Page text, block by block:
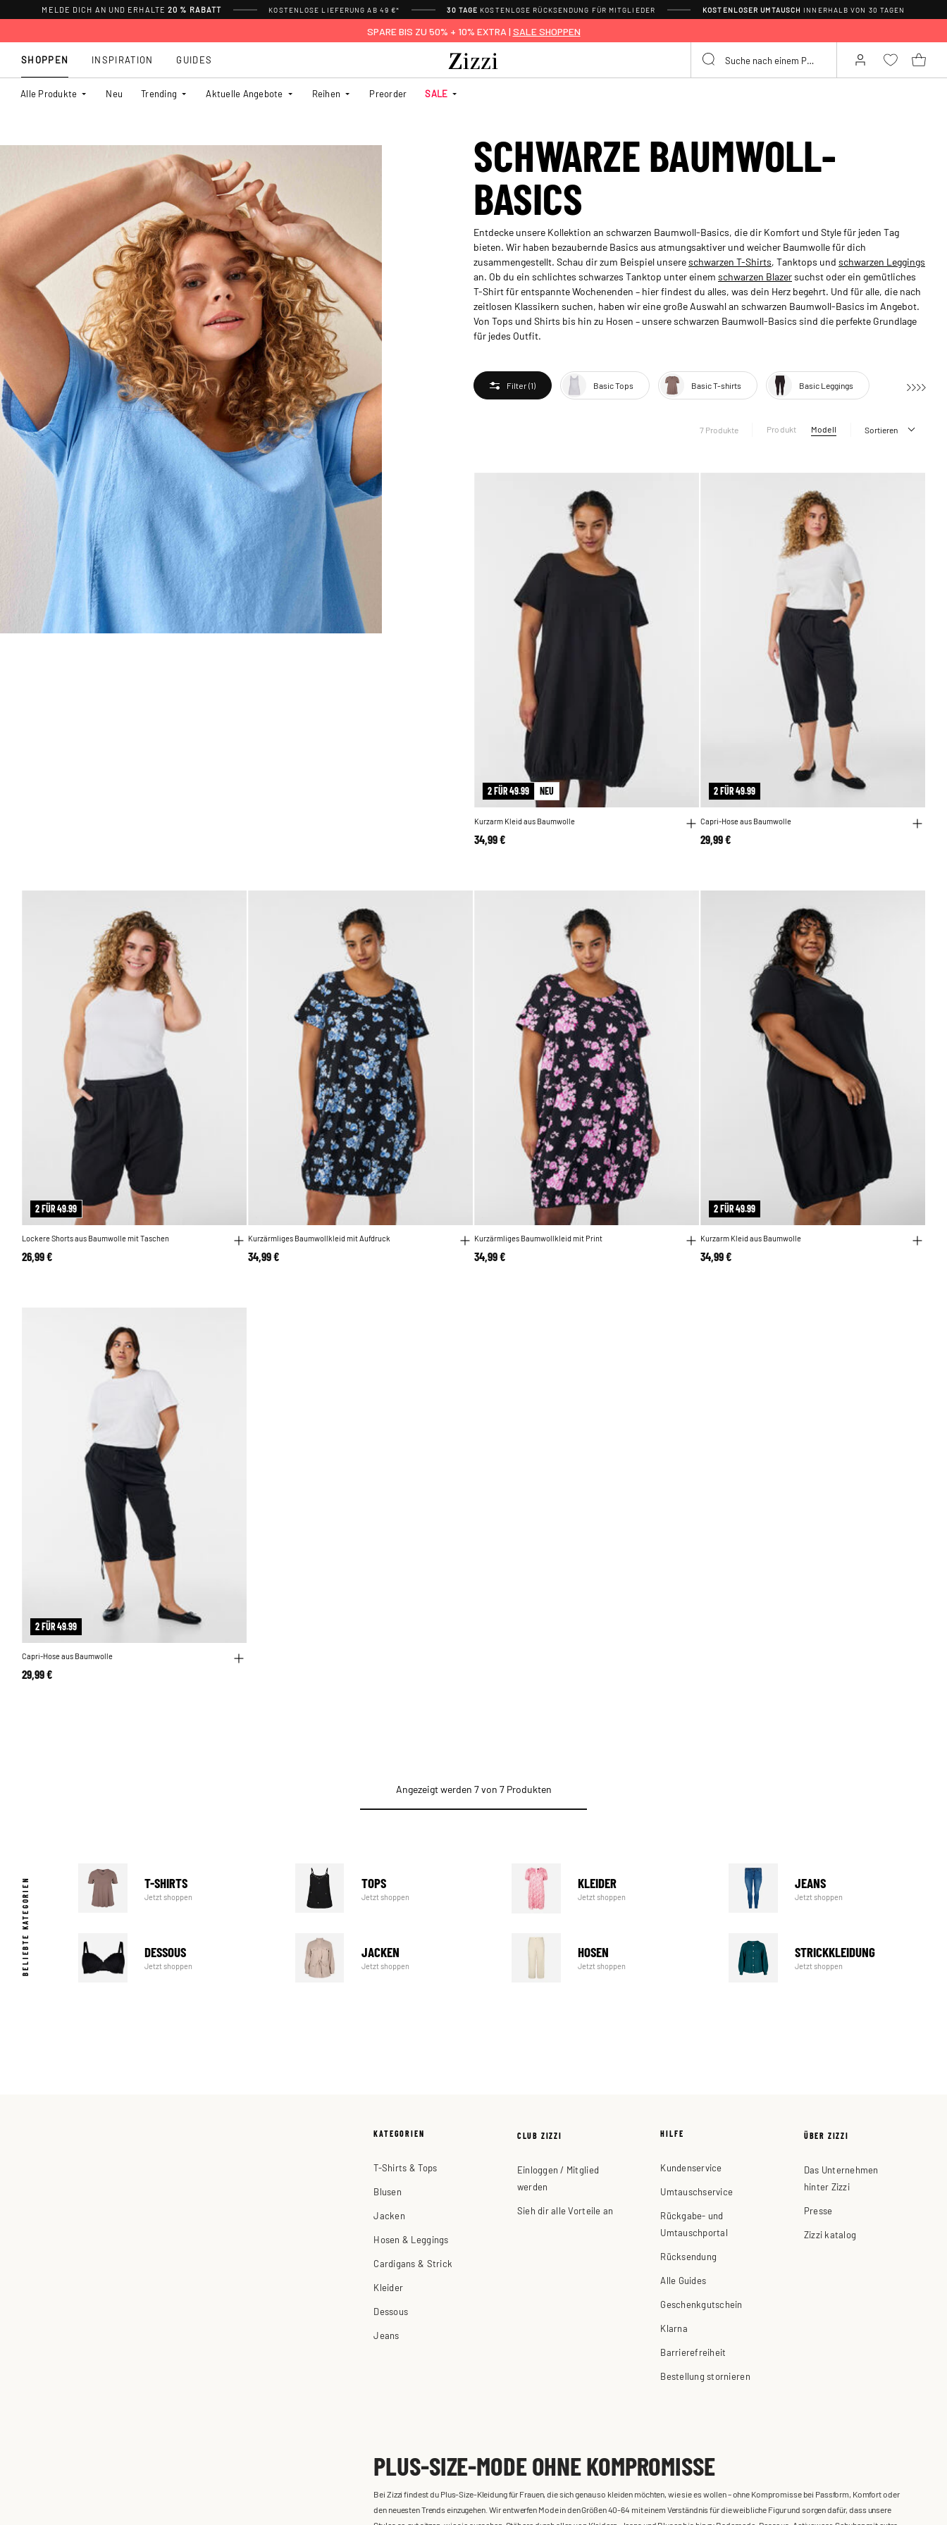
MELDE DICH AN UND ERHALTE20 % RABATT KOSTENLOSE LIEFERUNG AB 49 €* 30 TAGE KOSTENLOSE RÜCKSENDUNG FÜR MITGLIEDER KOSTENLOSER UMTAUSCH INNERHALB VON 30 TAGEN
SPARE BIS ZU 50% + 10% EXTRA | SALE SHOPPEN
SHOPPEN
Alle Produkte Neu Trending Aktuelle Angebote Reihen Preorder SALE
INSPIRATION GUIDES
SCHWARZE BAUMWOLL-
BASICS
Entdecke unsere Kollektion an schwarzen Baumwoll-Basics, die dir Komfort und Style für jeden Tag
bieten. Wir haben bezaubernde Basics aus atmungsaktiver und weicher Baumwolle für dich
zusammengestellt. Schau dir zum Beispiel unsereschwarzen T-Shirts, Tanktops und schwarzen Leggings
an. Ob du ein schlichtes schwarzes Tanktop unter einem schwarzen Blazersuchst oder ein gemütliches
T-Shirt für entspannte Wochenenden – hier findest du alles, was dein Herz begehrt. Und für alle, die nach
zeitlosen Klassikern suchen, haben wir eine große Auswahl an schwarzen Baumwoll-Basics im Angebot.
Von Tops und Shirts bis hin zu Hosen – unsere schwarzen Baumwoll-Basics sind die perfekte Grundlage
für jedes Outfit.
Filter(1) Basic Tops Basic T-shirts Basic Leggings
7 Produkte Produkt Modell Sortieren
2 FÜR 49.99 NEU
Kurzarm Kleid aus Baumwolle
34,99 €
2 FÜR 49.99
Capri-Hose aus Baumwolle
29,99 €
2 FÜR 49.99
Lockere Shorts aus Baumwolle mit Taschen
26,99 €
Kurzärmliges Baumwollkleid mit Aufdruck
34,99 €
Kurzärmliges Baumwollkleid mit Print
34,99 €
2 FÜR 49.99
Kurzarm Kleid aus Baumwolle
34,99 €
2 FÜR 49.99
Capri-Hose aus Baumwolle
29,99 €
Angezeigt werden 7 von 7 Produkten
BELIEBTE KATEGORIEN T-SHIRTS
Jetzt shoppen
TOPS
Jetzt shoppen
KLEIDER
Jetzt shoppen
JEANS
Jetzt shoppen
DESSOUS
Jetzt shoppen
JACKEN
Jetzt shoppen
HOSEN
Jetzt shoppen
STRICKKLEIDUNG
Jetzt shoppen
KATEGORIEN
T-Shirts & Tops
Blusen
Jacken
Hosen & Leggings
Cardigans & Strick
Kleider
Dessous
Jeans
CLUB ZIZZI
Einloggen / Mitglied
werden
Sieh dir alle Vorteile an
HILFE
Kundenservice
Umtauschservice
Rückgabe- und
Umtauschportal
Rücksendung
Alle Guides
Geschenkgutschein
Klarna
Barrierefreiheit
Bestellung stornieren
ÜBER ZIZZI
Das Unternehmen
hinter Zizzi
Presse
Zizzi katalog
PLUS-SIZE-MODE OHNE KOMPROMISSE
Bei Zizzi findest du Plus-Size-Kleidung für Frauen, die sich genau so kleiden möchten, wie sie es wollen – ohne Kompromisse bei Passform, Komfort oder
den neuesten Trends einzugehen. Wir entwerfen Mode in den Größen 40-64 mit einem Verständnis für die weibliche Figur und sorgen dafür, dass unsere